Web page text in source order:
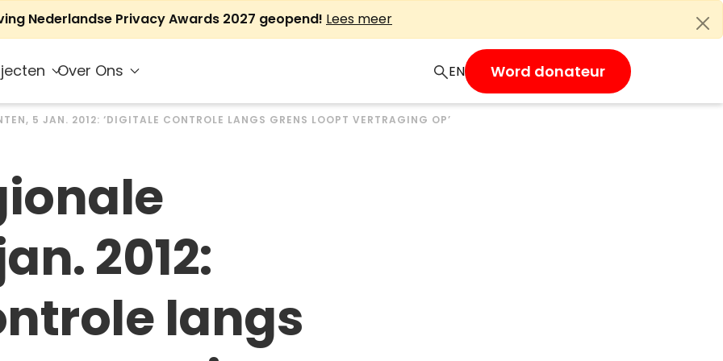
Nederlandse Privacy Awards 2027 geopend! Lees meer
Over Ons EN Word donateur
5 JAN. 2012: ‘DIGITALE CONTROLE LANGS GRENS LOOPT VERTRAGING OP’
2012:
langs